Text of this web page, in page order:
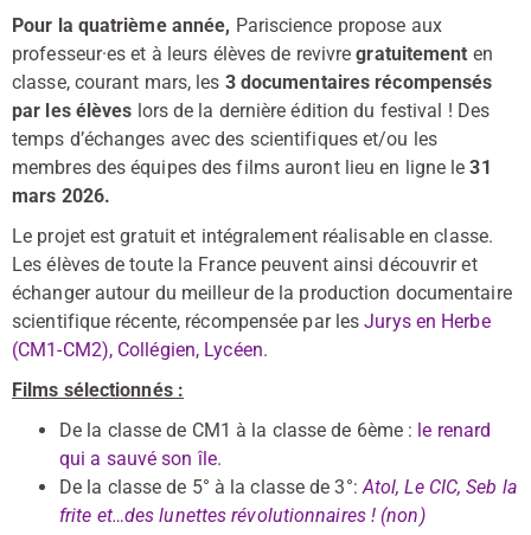
Pour la quatrième année, Pariscience propose aux
professeur·es et à leurs élèves de revivregratuitement en
classe, courant mars, les 3 documentaires récompensés
par les élèves lors de la dernière édition du festival ! Des
temps d’échanges avec des scientifiques et/ou les
membres des équipes des films auront lieu en ligne le31
mars 2026.
Le projet est gratuit et intégralement réalisable en classe.
Les élèves de toute la France peuvent ainsi découvrir et
échanger autour du meilleur de la production documentaire
scientifique récente, récompensée par lesJurys en Herbe
(CM1-CM2), Collégien, Lycéen.
Films sélectionnés :
De la classe de CM1 à la classe de 6ème : le renard
qui a sauvé son île.
De la classe de 5° à la classe de 3°:Atol, Le CIC, Seb la
frite et…des lunettes révolutionnaires ! (non)